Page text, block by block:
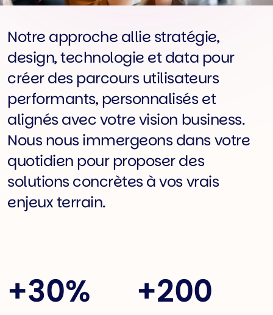
Notre approche allie stratégie,
design, technologie et data pour
créer des parcours utilisateurs
performants, personnalisés et
alignés avec votre vision business.
Nous nous immergeons dans votre
quotidien pour proposer des
solutions concrètes à vos vrais
enjeux terrain.
+30% +200